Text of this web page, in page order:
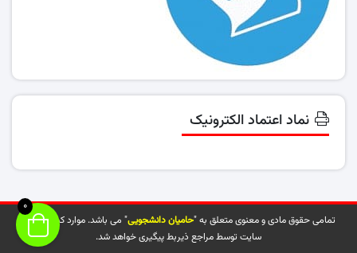
نماد اعتماد الکترونیک
تمامی حقوق مادی و معنوی متعلق به "حامیان دانشجویی" می باشد. موارد کپی شده از
سایت توسط مراجع ذیربط پیگیری خواهد شد.
0